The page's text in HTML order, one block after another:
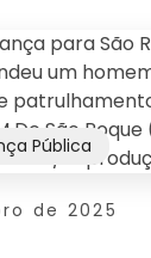
de 2025
Pública